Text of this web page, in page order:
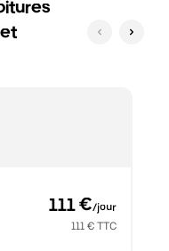
111 €/jour
111 € TTC